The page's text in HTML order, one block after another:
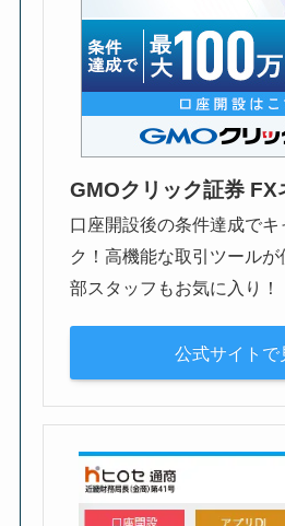
GMOクリック証券 FX
口座開設後の条件達成でキ
ク！高機能な取引ツール
部スタッフもお気に入り！
公式サイトで